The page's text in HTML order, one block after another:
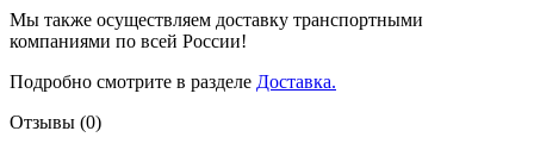
Мы также осуществляем доставку транспортными
компаниями по всей России!
Подробно смотрите в разделе Доставка.
Отзывы (0)